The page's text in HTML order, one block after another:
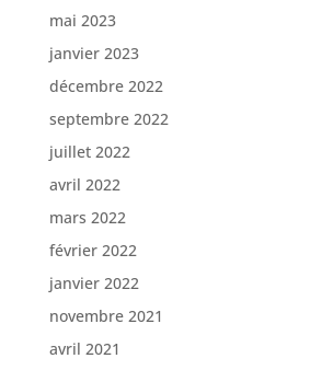
mai 2023
janvier 2023
décembre 2022
septembre 2022
juillet 2022
avril 2022
mars 2022
février 2022
janvier 2022
novembre 2021
avril 2021